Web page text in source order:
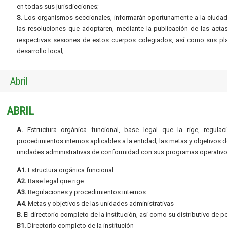
en todas sus jurisdicciones;
S. Los organismos seccionales, informarán oportunamente a la
las resoluciones que adoptaren, mediante la publicación de las
respectivas sesiones de estos cuerpos colegiados, así como sus
desarrollo local;
Abril
ABRIL
A. Estructura orgánica funcional, base legal que la rige,
procedimientos internos aplicables a la entidad; las metas y objetivos
unidades administrativas de conformidad con sus programas
A1. Estructura orgánica funcional
A2. Base legal que rige
A3. Regulaciones y procedimientos internos
A4. Metas y objetivos de las unidades administrativas
B. El directorio completo de la institución, así como su distributivo de
B1. Directorio completo de la institución